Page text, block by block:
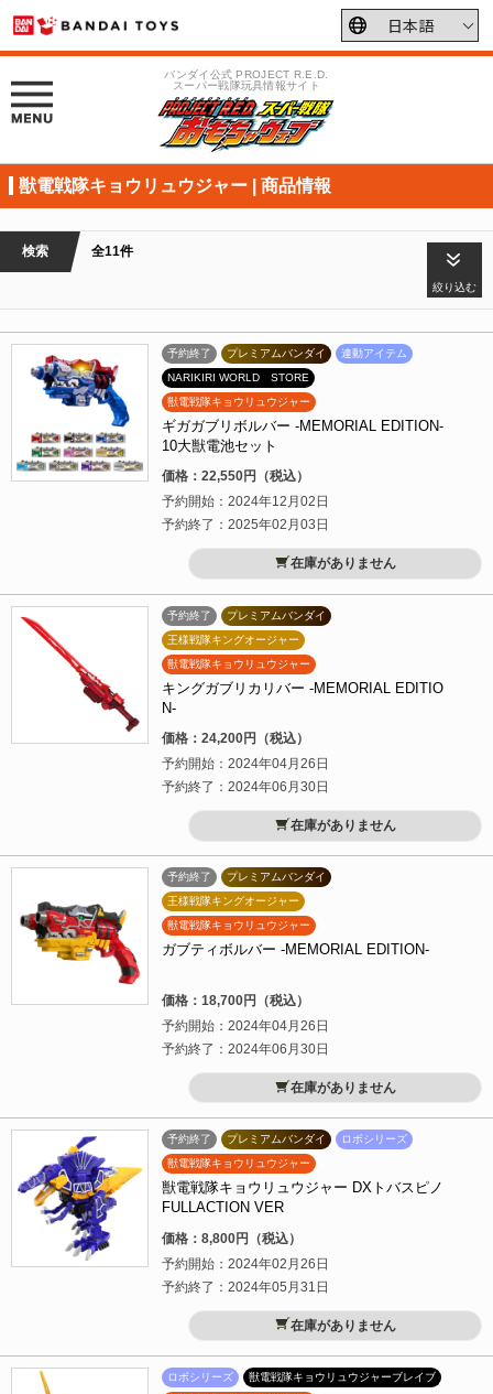
バンダイ公式 PROJECT R.E.D.
スーパー戦隊玩具情報サイト
獣電戦隊キョウリュウジャー | 商品情報
検索 全11件
絞り込む
予約終了 プレミアムバンダイ
連動アイテム
NARIKIRI WORLD STORE
獣電戦隊キョウリュウジャー
ギガガブリボルバー -MEMORIAL EDITION-
10大獣電池セット
価格：22,550円（税込）
予約開始：2024年12月02日
予約終了：2025年02月03日
在庫がありません
予約終了
プレミアムバンダイ
王様戦隊キングオージャー
獣電戦隊キョウリュウジャー
キングガブリカリバー -MEMORIAL EDITIO
N-
価格：24,200円（税込）
予約開始：2024年04月26日
予約終了：2024年06月30日
在庫がありません
予約終了
プレミアムバンダイ
王様戦隊キングオージャー
獣電戦隊キョウリュウジャー
ガブティボルバー -MEMORIAL EDITION-
価格：18,700円（税込）
予約開始：2024年04月26日
予約終了：2024年06月30日
在庫がありません
予約終了 プレミアムバンダイ
ロボシリーズ
獣電戦隊キョウリュウジャー
獣電戦隊キョウリュウジャー DXトバスピノ
FULLACTION VER
価格：8,800円（税込）
予約開始：2024年02月26日
予約終了：2024年05月31日
在庫がありません
ロボシリーズ
獣電戦隊キョウリュウジャーブレイブ